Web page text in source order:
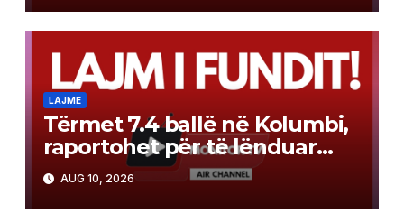
LAJME
Tërmet 7.4 ballë në Kolumbi,
raportohet për të lënduar
dhe dëme të rënda
AUG 10, 2026